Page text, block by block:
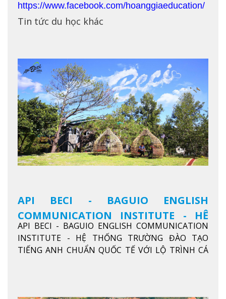
https://www.facebook.com/hoanggiaeducation/
Tin tức du học khác
API BECI - BAGUIO ENGLISH
COMMUNICATION INSTITUTE - HỆ
THỐNG TRƯỜNG ĐÀO TẠO TIẾNG
ANH CHUẨN QUỐC TẾ
API BECI - BAGUIO ENGLISH COMMUNICATION
INSTITUTE - HỆ THỐNG TRƯỜNG ĐÀO TẠO
TIẾNG ANH CHUẨN QUỐC TẾ VỚI LỘ TRÌNH CÁ